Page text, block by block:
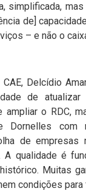
simplificada,
de]
– e não o
Delcídio
de
ampliar o RDC,
Dornelles com
de empresas
A qualidade é
Muitas
condições para